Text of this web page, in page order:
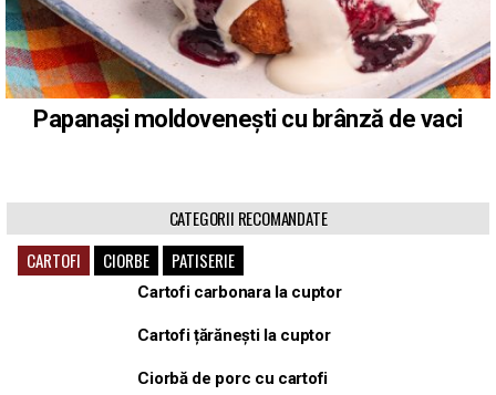
Papanași moldovenești cu brânză de vaci
CATEGORII RECOMANDATE
CARTOFI
CIORBE PATISERIE
Cartofi carbonara la cuptor
Cartofi țărănești la cuptor
Ciorbă de porc cu cartofi